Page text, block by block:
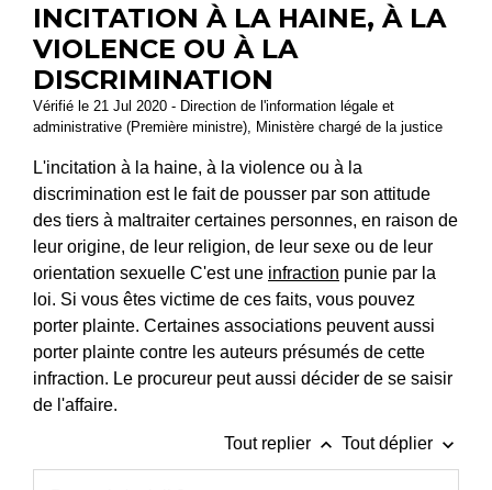
INCITATION À LA HAINE, À LA
VIOLENCE OU À LA
DISCRIMINATION
Vérifié le 21 Jul 2020 - Direction de l'information légale et
administrative (Première ministre), Ministère chargé de la justice
L'incitation à la haine, à la violence ou à la
discrimination est le fait de pousser par son attitude
des tiers à maltraiter certaines personnes, en raison de
leur origine, de leur religion, de leur sexe ou de leur
orientation sexuelle C'est une infraction punie par la
loi. Si vous êtes victime de ces faits, vous pouvez
porter plainte. Certaines associations peuvent aussi
porter plainte contre les auteurs présumés de cette
infraction. Le procureur peut aussi décider de se saisir
de l'affaire.
Tout replier keyboard_arrow_up Tout déplier keyboard_arrow_down